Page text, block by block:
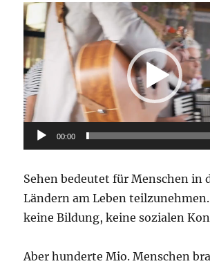
Video-
Player
00:00
Sehen bedeutet für Menschen in
Ländern am Leben
keine Bildung, keine sozialen
Aber hunderte Mio. Menschen